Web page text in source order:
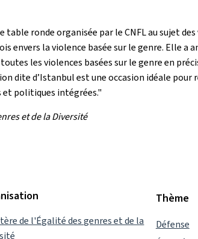
table ronde organisée par le CNFL au sujet
envers la violence basée sur le genre. Elle
les violences basées sur le genre en
dite d’Istanbul est une occasion idéale
politiques intégrées."
et de la Diversité
de l'Égalité des genres et de la
Thème
Défense